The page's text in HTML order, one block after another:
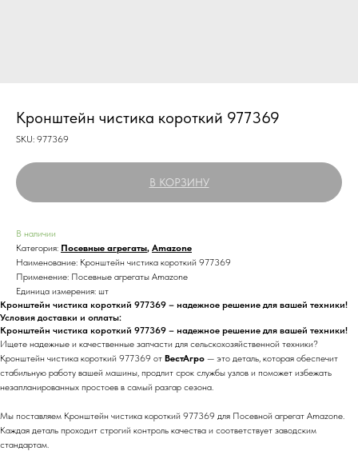
Кронштейн чистика короткий 977369
SKU: 977369
В КОРЗИНУ
В наличии
Категория: Посевные агрегаты, Amazone
Наименование: Кронштейн чистика короткий 977369
Применение: Посевные агрегаты Amazone
Единица измерения: шт
Кронштейн чистика короткий 977369 – надежное решение для вашей техники!
Условия доставки и оплаты:
Кронштейн чистика короткий 977369 – надежное решение для вашей техники!
Ищете надежные и качественные запчасти для сельскохозяйственной техники?
Кронштейн чистика короткий 977369 от ВестАгро — это деталь, которая обеспечит
стабильную работу вашей машины, продлит срок службы узлов и поможет избежать
незапланированных простоев в самый разгар сезона.
Мы поставляем Кронштейн чистика короткий 977369 для Посевной агрегат Amazone.
Каждая деталь проходит строгий контроль качества и соответствует заводским
стандартам.